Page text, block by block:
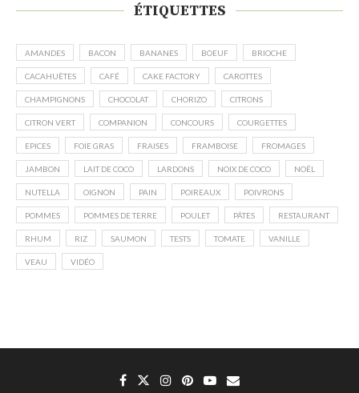
ÉTIQUETTES
AMANDES BACON BANANES BOEUF BRIOCHE
CACAHUÈTES CAFÉ CAKE FACTORY CAROTTES
CHAMPIGNONS CHOCOLAT CHORIZO CITRONS
CITRON VERT COMPANION CONCOURS COURGETTES
EPICES FOIE GRAS FRAISES FRAMBOISE FROMAGES
JAMBON LAIT DE COCO LARDONS NOIX DE COCO NOËL
NUTELLA OIGNON PAIN POIREAUX POIVRONS
POMMES POMMES DE TERRE POULET PÂTES RESTAURANT
RHUM RIZ SAUMON TESTS TOMATE VANILLE
VEAU VIDÉO